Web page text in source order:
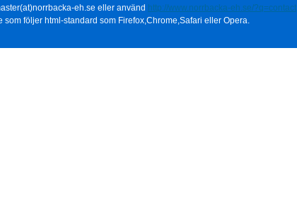
eh.se eller använd http://www.norrbacka-eh.se/?q=contact
följer html-standard som Firefox,Chrome,Safari eller Opera.